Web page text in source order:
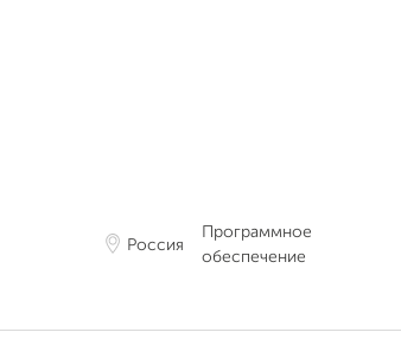
Россия
Программное
обеспечение